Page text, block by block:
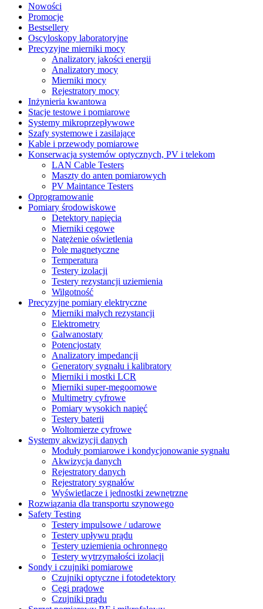
Nowości
Promocje
Bestsellery
Oscyloskopy laboratoryjne
Precyzyjne mierniki mocy
Analizatory jakości energii
Analizatory mocy
Mierniki mocy
Rejestratory mocy
Inżynieria kwantowa
Stacje testowe i pomiarowe
Systemy mikroprzepływowe
Szafy systemowe i zasilające
Kable i przewody pomiarowe
Konserwacja systemów optycznych, PV i telekom
LAN Cable Testers
Maszty do anten pomiarowych
PV Maintance Testers
Oprogramowanie
Pomiary środowiskowe
Detektory napięcia
Mierniki cęgowe
Natężenie oświetlenia
Pole magnetyczne
Temperatura
Testery izolacji
Testery rezystancji uziemienia
Wilgotność
Precyzyjne pomiary elektryczne
Mierniki małych rezystancji
Elektrometry
Galwanostaty
Potencjostaty
Analizatory impedancji
Generatory sygnału i kalibratory
Mierniki i mostki LCR
Mierniki super-megoomowe
Multimetry cyfrowe
Pomiary wysokich napięć
Testery baterii
Woltomierze cyfrowe
Systemy akwizycji danych
Moduły pomiarowe i kondycjonowanie sygnału
Akwizycja danych
Rejestratory danych
Rejestratory sygnałów
Wyświetlacze i jednostki zewnętrzne
Rozwiązania dla transportu szynowego
Safety Testing
Testery impulsowe / udarowe
Testery upływu prądu
Testery uziemienia ochronnego
Testery wytrzymałości izolacji
Sondy i czujniki pomiarowe
Czujniki optyczne i fotodetektory
Cęgi prądowe
Czujniki prądu